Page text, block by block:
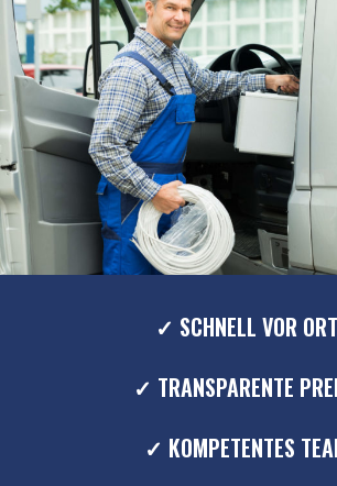
✓ SCHNELL VOR ORT
✓ TRANSPARENTE
✓ KOMPETENTES